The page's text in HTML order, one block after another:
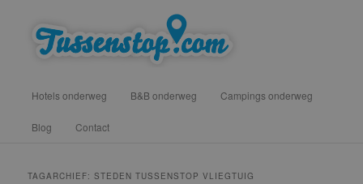
vind hotels, campings en b&b onderweg voor een tussenstop
Hotels onderweg B&B onderweg Campings onderweg
Blog Contact
TAGARCHIEF: STEDEN TUSSENSTOP VLIEGTUIG